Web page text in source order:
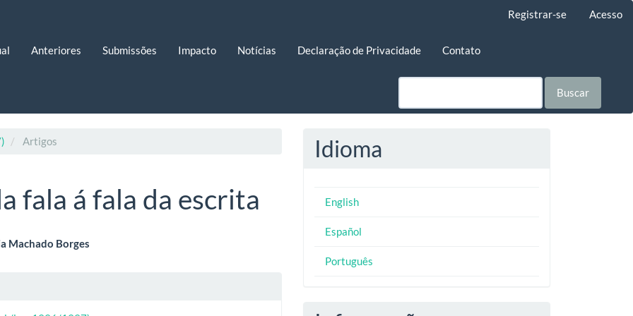
Registrar-se Acesso
Anteriores Submissões Impacto Notícias Declaração de Privacidade Contato
Buscar
Artigos
fala á fala da escrita
Machado Borges
Idioma
English
Español
Português